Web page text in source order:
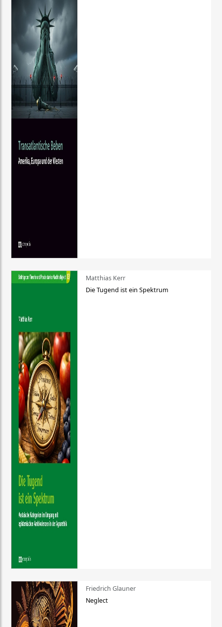
Matthias Kerr
Die Tugend ist ein Spektrum
Friedrich Glauner
Neglect